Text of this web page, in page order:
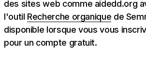
des sites web comme aidedd.org
l'outil Recherche organique de
disponible lorsque vous vous
pour un compte gratuit.